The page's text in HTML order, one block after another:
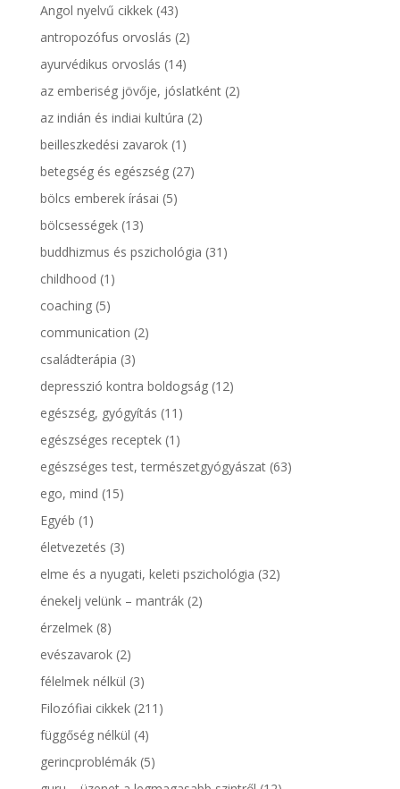
Angol nyelvű cikkek(43)
antropozófus orvoslás (2)
ayurvédikus orvoslás (14)
az emberiség jövője, jóslatként(2)
az indián és indiai kultúra (2)
beilleszkedési zavarok(1)
betegség és egészség(27)
bölcs emberek írásai (5)
bölcsességek(13)
buddhizmus és pszichológia (31)
childhood (1)
coaching(5)
communication (2)
családterápia (3)
depresszió kontra boldogság(12)
egészség, gyógyítás (11)
egészséges receptek(1)
egészséges test, természetgyógyászat(63)
ego, mind (15)
Egyéb (1)
életvezetés (3)
elme és a nyugati, keleti pszichológia (32)
énekelj velünk – mantrák(2)
érzelmek(8)
evészavarok(2)
félelmek nélkül (3)
Filozófiai cikkek(211)
függőség nélkül (4)
gerincproblémák(5)